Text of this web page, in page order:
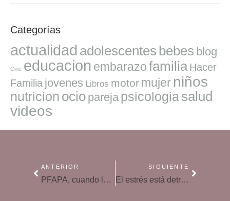
Categorías
actualidad adolescentes bebes blog
Cine educacion embarazofamilia Hacer
Familia jovenes Libros motor mujer niños
nutricion ocio pareja psicologiasalud
videos
ANTERIOR
PFAPA, cuando la fiebre se vuelve habitual en niños
SIGUIENTE
El estrés está detrás de muchos dolores de cabeza